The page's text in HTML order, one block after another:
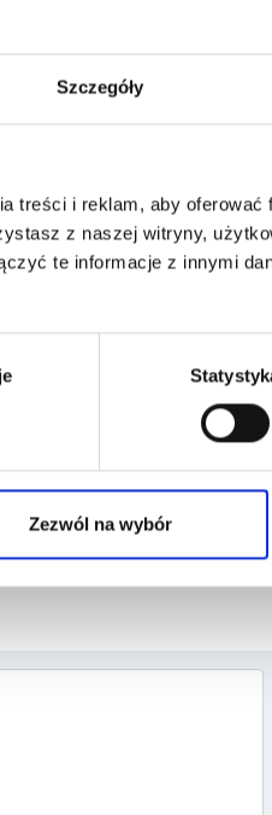
Szczegóły
treści i reklam, aby oferować
z naszej witryny,
te informacje z innymi
Zezwól na wybór
Leaflet|©OpenStreetMapcontributors